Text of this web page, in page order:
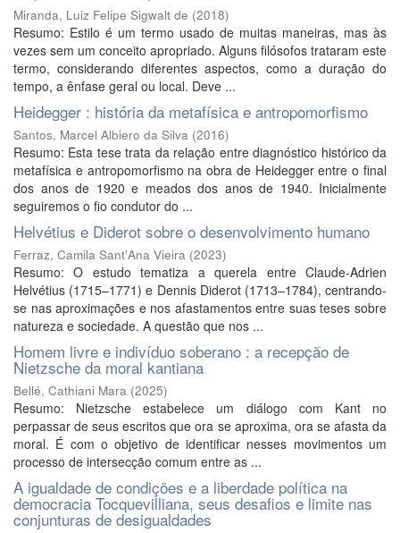
Miranda, Luiz Felipe Sigwalt de (2018)
Resumo: Estilo é um termo usado de muitas maneiras, mas às
vezes sem um conceito apropriado. Alguns filósofos trataram este
termo, considerando diferentes aspectos, como a duração do
tempo, a ênfase geral ou local. Deve ...
Heidegger : história da metafísica e antropomorfismo
Santos, Marcel Albiero da Silva (2016)
Resumo: Esta tese trata da relação entre diagnóstico histórico da
metafísica e antropomorfismo na obra de Heidegger entre o final
dos anos de 1920 e meados dos anos de 1940. Inicialmente
seguiremos o fio condutor do ...
Helvétius e Diderot sobre o desenvolvimento humano
Ferraz, Camila Sant'Ana Vieira (2023)
Resumo: O estudo tematiza a querela entre Claude-Adrien
Helvétius (1715–1771) e Dennis Diderot (1713–1784), centrando-
se nas aproximações e nos afastamentos entre suas teses sobre
natureza e sociedade. A questão que nos ...
Homem livre e indivíduo soberano : a recepção de
Nietzsche da moral kantiana
Bellé, Cathiani Mara (2025)
Resumo: Nietzsche estabelece um diálogo com Kant no
perpassar de seus escritos que ora se aproxima, ora se afasta da
moral. É com o objetivo de identificar nesses movimentos um
processo de intersecção comum entre as ...
A igualdade de condições e a liberdade política na
democracia Tocquevilliana, seus desafios e limite nas
conjunturas de desigualdades